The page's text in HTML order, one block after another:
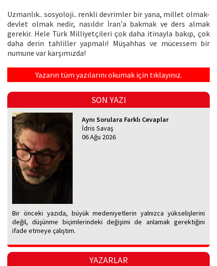
Uzmanlık.. sosyoloji.. renkli devrimler bir yana, millet olmak-
devlet olmak nedir, nasıldır İran'a bakmak ve ders almak
gerekir. Hele Türk Milliyetçileri çok daha itinayla bakıp, çok
daha derin tahliller yapmalı! Müşahhas ve mücessem bir
numune var karşımızda!
Yazarın tüm yazılarını okumak için tıklayınız.
SON YAZI
Aynı Sorulara Farklı Cevaplar
İdris Savaş
06 Ağu 2026
Bir önceki yazıda, büyük medeniyetlerin yalnızca yükselişlerini
değil, düşünme biçimlerindeki değişimi de anlamak gerektiğini
ifade etmeye çalıştım.
YAZARLAR